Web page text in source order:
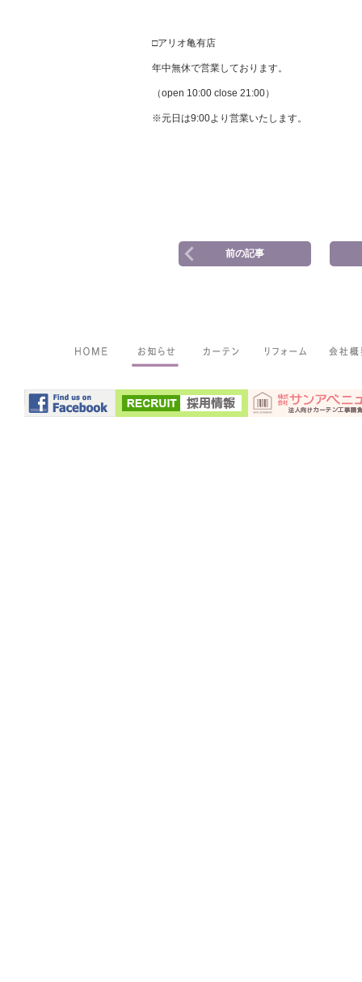
□アリオ亀有店
年中無休で営業しております。
（open 10:00 close 21:00）
※元日は9:00より営業いたします。
前の記事